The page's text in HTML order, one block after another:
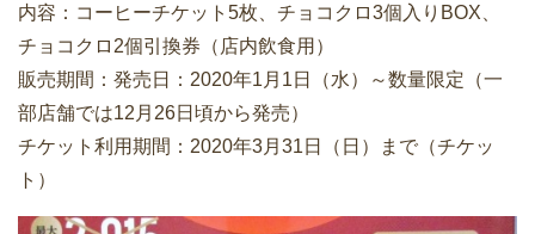
内容：コーヒーチケット5枚、チョコクロ3個入りBOX、
チョコクロ2個引換券（店内飲食用）
販売期間：発売日：2020年1月1日（水）～数量限定（一
部店舗では12月26日頃から発売）
チケット利用期間：2020年3月31日（日）まで（チケッ
ト）